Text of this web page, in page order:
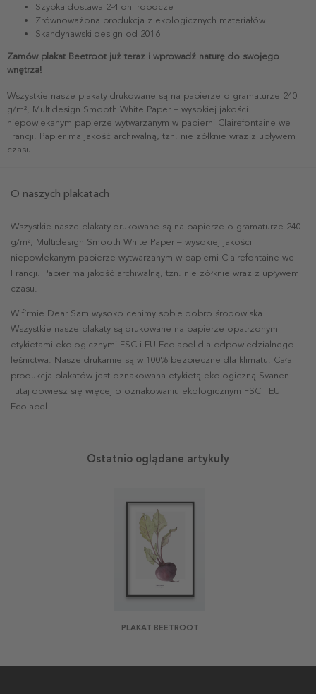
Szybka dostawa 2-4 dni robocze
Zrównoważona produkcja z ekologicznych materiałów
Skandynawski design od 2016
Zamów plakat Beetroot już teraz i wprowadź naturę do swojego
wnętrza!
Wszystkie nasze plakaty drukowane są na papierze o gramaturze 240
g/m², Multidesign Smooth White Paper – wysokiej jakości
niepowlekanym papierze wytwarzanym w papierni Clairefontaine we
Francji. Papier ma jakość archiwalną, tzn. nie żółknie wraz z upływem
czasu.
O naszych plakatach
Wszystkie nasze plakaty drukowane są na papierze o gramaturze 240
g/m², Multidesign Smooth White Paper – wysokiej jakości
niepowlekanym papierze wytwarzanym w papierni Clairefontaine we
Francji. Papier ma jakość archiwalną, tzn. nie żółknie wraz z upływem
czasu.
W firmie Dear Sam wysoko cenimy sobie dobro środowiska.
Wszystkie nasze plakaty są drukowane na papierze opatrzonym
etykietami ekologicznymi FSC i EU Ecolabel dla odpowiedzialnego
leśnictwa. Nasze drukarnie są w 100% bezpieczne dla klimatu. Cała
produkcja plakatów jest oznakowana etykietą ekologiczną Svanen.
Tutaj dowiesz się więcej o oznakowaniu ekologicznym FSC i EU
Ecolabel.
Ostatnio oglądane artykuły
PLAKAT BEETROOT